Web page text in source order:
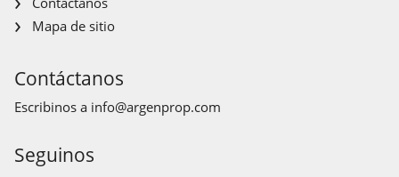
Mapa de sitio
Contáctanos
Escribinos a info@argenprop.com
Seguinos